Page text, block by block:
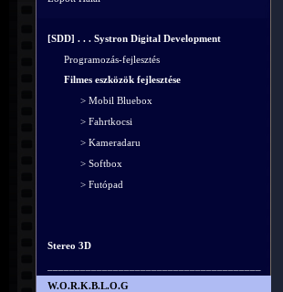
[SDD] . . . Systron Digital Development
Programozás-fejlesztés
Filmes eszközök fejlesztése
> Mobil Bluebox
> Fahrtkocsi
> Kameradaru
> Softbox
> Futópad
Stereo 3D
W.O.R.K.B.L.O.G